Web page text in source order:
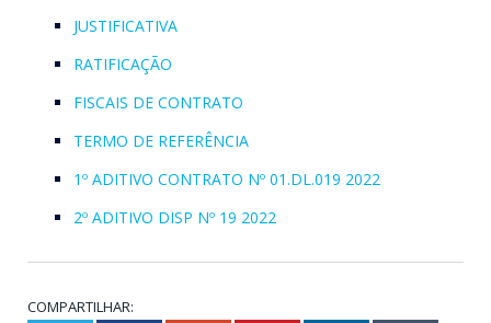
JUSTIFICATIVA
RATIFICAÇÃO
FISCAIS DE CONTRATO
TERMO DE REFERÊNCIA
1º ADITIVO CONTRATO Nº 01.DL.019 2022
2º ADITIVO DISP Nº 19 2022
COMPARTILHAR: